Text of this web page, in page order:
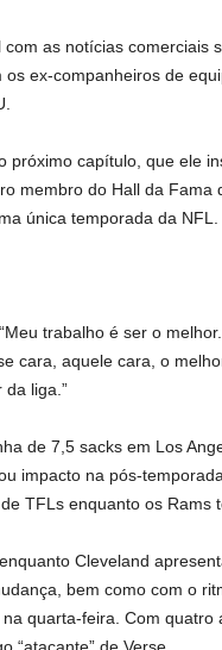
as notícias comerciais
ex-companheiros de
próximo capítulo, que ele
membro do Hall da Fama
única temporada da NFL.
trabalho é ser o
cara, aquele cara, o
liga.”
de 7,5 sacks em Los
impacto na pós-
TFLs enquanto os Rams
Cleveland
bem como com o
quarta-feira. Com